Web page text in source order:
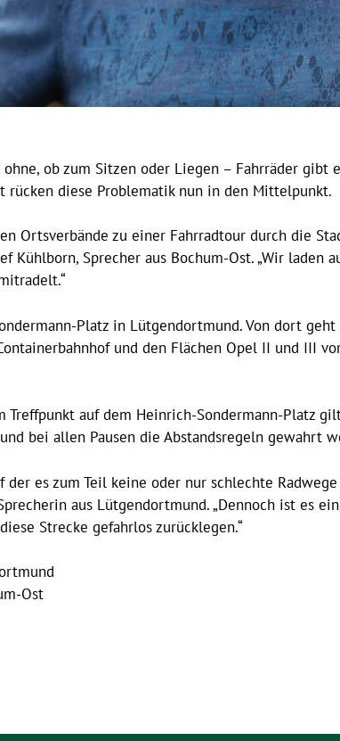
ob zum Sitzen oder Liegen – Fahrräder gibt
rücken diese Problematik nun in den Mittelpunkt.
Ortsverbände zu einer Fahrradtour durch die
Kühlborn, Sprecher aus Bochum-Ost. „Wir laden
Platz in Lütgendortmund. Von dort
und den Flächen Opel II und III
Treffpunkt auf dem Heinrich-Sondermann-Platz
bei allen Pausen die Abstandsregeln gewahrt
es zum Teil keine oder nur schlechte
aus Lütgendortmund. „Dennoch ist es
Strecke gefahrlos zurücklegen.“
Ost